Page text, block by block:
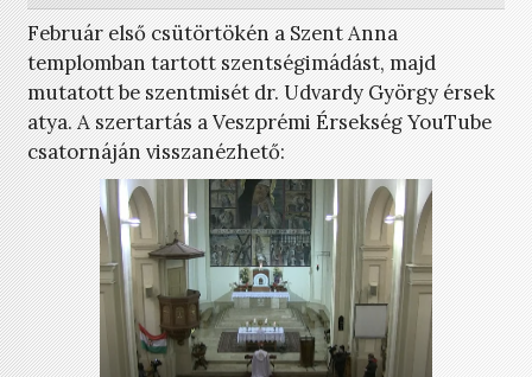
Február első csütörtökén a Szent Anna
templomban tartott szentségimádást, majd
mutatott be szentmisét dr. Udvardy György érsek
atya. A szertartás a Veszprémi Érsekség YouTube
csatornáján visszanézhető: